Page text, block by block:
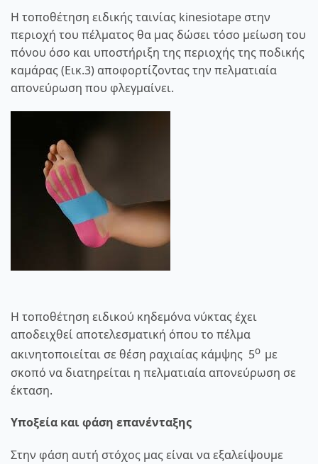
Η τοποθέτηση ειδικής ταινίας kinesiotape στην
περιοχή του πέλματος θα μας δώσει τόσο μείωση του
πόνου όσο και υποστήριξη της περιοχής της ποδικής
καμάρας (Εικ.3) αποφορτίζοντας την πελματιαία
απονεύρωση που φλεγμαίνει.
Η τοποθέτηση ειδικού κηδεμόνα νύκτας έχει
αποδειχθεί αποτελεσματική όπου το πέλμα
ακινητοποιείται σε θέση ραχιαίας κάμψης 5ο με
σκοπό να διατηρείται η πελματιαία απονεύρωση σε
έκταση.
Υποξεία και φάση επανένταξης
Στην φάση αυτή στόχος μας είναι να εξαλείψουμε